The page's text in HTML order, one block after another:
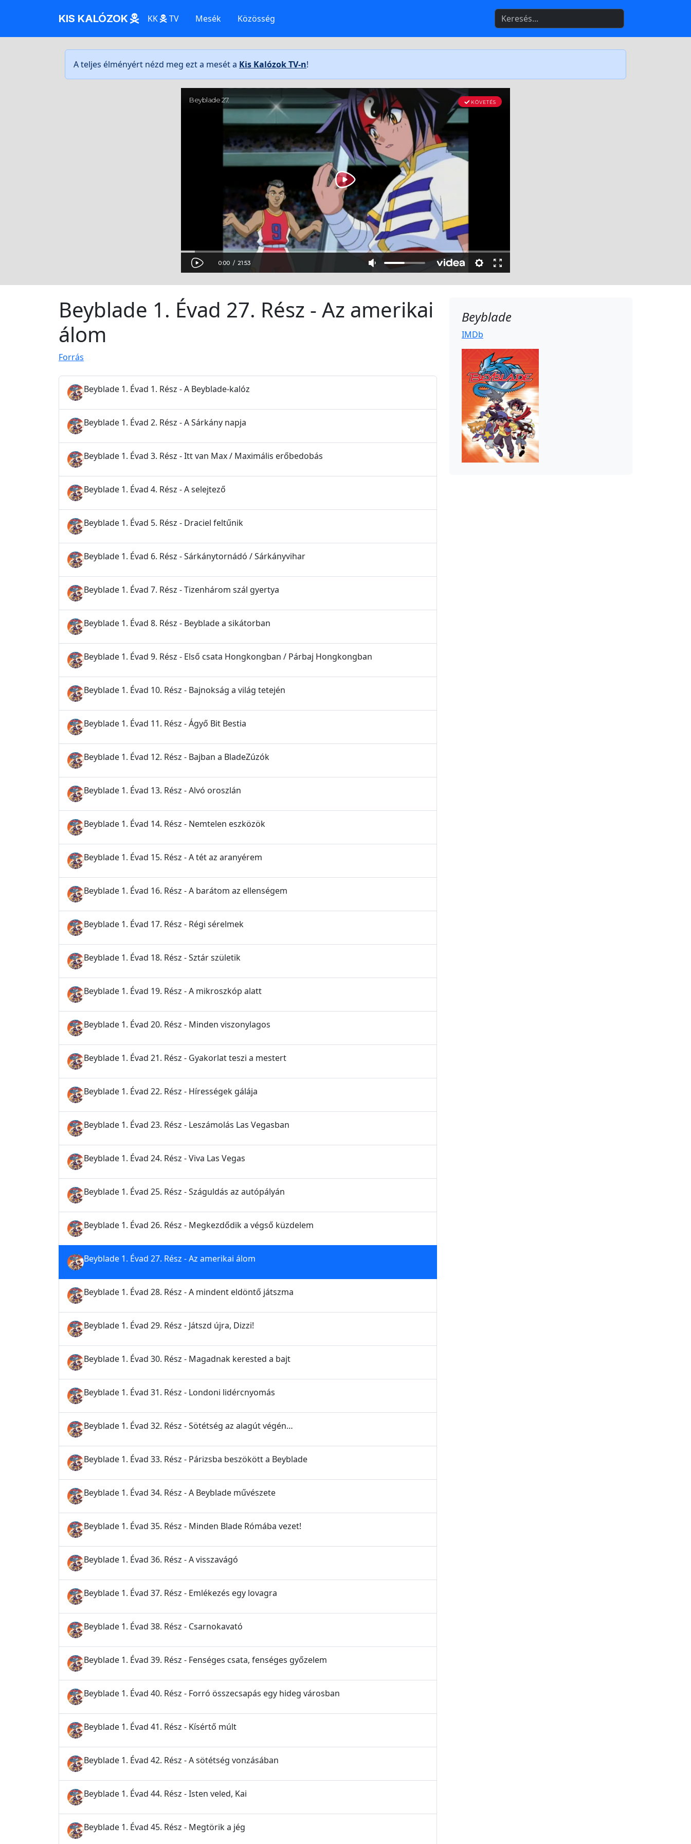
KIS KALÓZOK KK TV Mesék Közösség
A teljes élményért nézd meg ezt a mesét a Kis Kalózok TV-n!
Beyblade 1. Évad 27. Rész - Az amerikai
álom
Forrás
Beyblade 1. Évad 1. Rész - A Beyblade-kalóz
Beyblade 1. Évad 2. Rész - A Sárkány napja
Beyblade 1. Évad 3. Rész - Itt van Max / Maximális erőbedobás
Beyblade 1. Évad 4. Rész - A selejtező
Beyblade 1. Évad 5. Rész - Draciel feltűnik
Beyblade 1. Évad 6. Rész - Sárkánytornádó / Sárkányvihar
Beyblade 1. Évad 7. Rész - Tizenhárom szál gyertya
Beyblade 1. Évad 8. Rész - Beyblade a sikátorban
Beyblade 1. Évad 9. Rész - Első csata Hongkongban / Párbaj Hongkongban
Beyblade 1. Évad 10. Rész - Bajnokság a világ tetején
Beyblade 1. Évad 11. Rész - Ágyő Bit Bestia
Beyblade 1. Évad 12. Rész - Bajban a BladeZúzók
Beyblade 1. Évad 13. Rész - Alvó oroszlán
Beyblade 1. Évad 14. Rész - Nemtelen eszközök
Beyblade 1. Évad 15. Rész - A tét az aranyérem
Beyblade 1. Évad 16. Rész - A barátom az ellenségem
Beyblade 1. Évad 17. Rész - Régi sérelmek
Beyblade 1. Évad 18. Rész - Sztár születik
Beyblade 1. Évad 19. Rész - A mikroszkóp alatt
Beyblade 1. Évad 20. Rész - Minden viszonylagos
Beyblade 1. Évad 21. Rész - Gyakorlat teszi a mestert
Beyblade 1. Évad 22. Rész - Hírességek gálája
Beyblade 1. Évad 23. Rész - Leszámolás Las Vegasban
Beyblade 1. Évad 24. Rész - Viva Las Vegas
Beyblade 1. Évad 25. Rész - Száguldás az autópályán
Beyblade 1. Évad 26. Rész - Megkezdődik a végső küzdelem
Beyblade 1. Évad 27. Rész - Az amerikai álom
Beyblade 1. Évad 28. Rész - A mindent eldöntő játszma
Beyblade 1. Évad 29. Rész - Játszd újra, Dizzi!
Beyblade 1. Évad 30. Rész - Magadnak kerested a bajt
Beyblade 1. Évad 31. Rész - Londoni lidércnyomás
Beyblade 1. Évad 32. Rész - Sötétség az alagút végén…
Beyblade 1. Évad 33. Rész - Párizsba beszökött a Beyblade
Beyblade 1. Évad 34. Rész - A Beyblade művészete
Beyblade 1. Évad 35. Rész - Minden Blade Rómába vezet!
Beyblade 1. Évad 36. Rész - A visszavágó
Beyblade 1. Évad 37. Rész - Emlékezés egy lovagra
Beyblade 1. Évad 38. Rész - Csarnokavató
Beyblade 1. Évad 39. Rész - Fenséges csata, fenséges győzelem
Beyblade 1. Évad 40. Rész - Forró összecsapás egy hideg városban
Beyblade 1. Évad 41. Rész - Kísértő múlt
Beyblade 1. Évad 42. Rész - A sötétség vonzásában
Beyblade 1. Évad 44. Rész - Isten veled, Kai
Beyblade 1. Évad 45. Rész - Megtörik a jég
Beyblade
IMDb